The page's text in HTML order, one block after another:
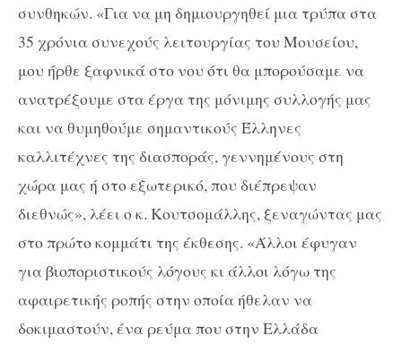
συνθηκών. «Για να μη δημιουργηθεί μια τρύπα στα
35 χρόνια συνεχούς λειτουργίας του Μουσείου,
μου ήρθε ξαφνικά στο νου ότι θα μπορούσαμε να
ανατρέξουμε στα έργα της μόνιμης συλλογής μας
και να θυμηθούμε σημαντικούς Έλληνες
καλλιτέχνες της διασποράς, γεννημένους στη
χώρα μας ή στο εξωτερικό, που διέπρεψαν
διεθνώς», λέει ο κ. Κουτσομάλλης, ξεναγώντας μας
στο πρώτο κομμάτι της έκθεσης. «Άλλοι έφυγαν
για βιοποριστικούς λόγους κι άλλοι λόγω της
αφαιρετικής ροπής στην οποία ήθελαν να
δοκιμαστούν, ένα ρεύμα που στην Ελλάδα